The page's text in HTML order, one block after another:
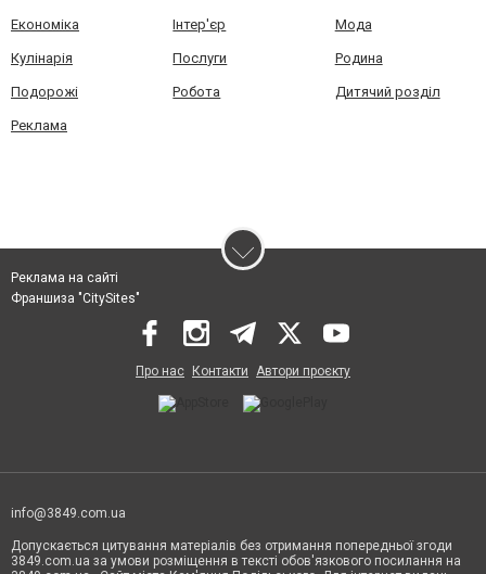
Економіка Інтер'єр Мода
Кулінарія Послуги Родина
Подорожі Робота Дитячий розділ
Реклама
Реклама на сайті
Франшиза "CitySites"
Про нас Контакти Автори проєкту
info@3849.com.ua
Допускається цитування матеріалів без отримання попередньої згоди
3849.com.ua за умови розміщення в тексті обов'язкового посилання на